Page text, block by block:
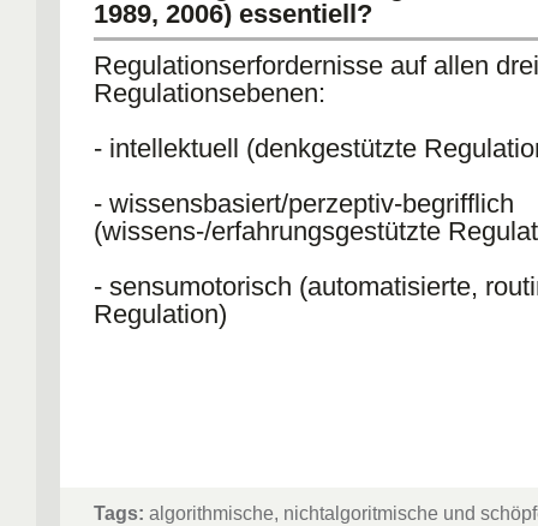
1989, 2006) essentiell?
Regulationserfordernisse auf allen drei
Regulationsebenen:
- intellektuell (denkgestützte
- wissensbasiert/perzeptiv-begrifflich
(wissens-/erfahrungsgestützte
- sensumotorisch (automatisierte,
Regulation)
Tags: algorithmische, nichtalgoritmische und